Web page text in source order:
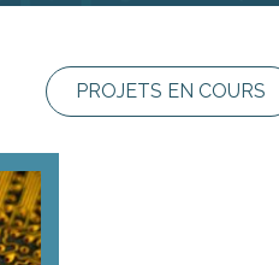
PROJETS EN COURS